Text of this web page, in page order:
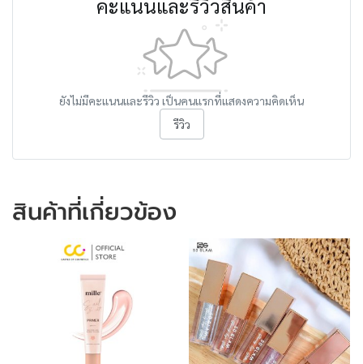
คะแนนและรีวิวสินค้า
ยังไม่มีคะแนนและรีวิว เป็นคนแรกที่แสดงความคิดเห็น
รีวิว
สินค้าที่เกี่ยวข้อง